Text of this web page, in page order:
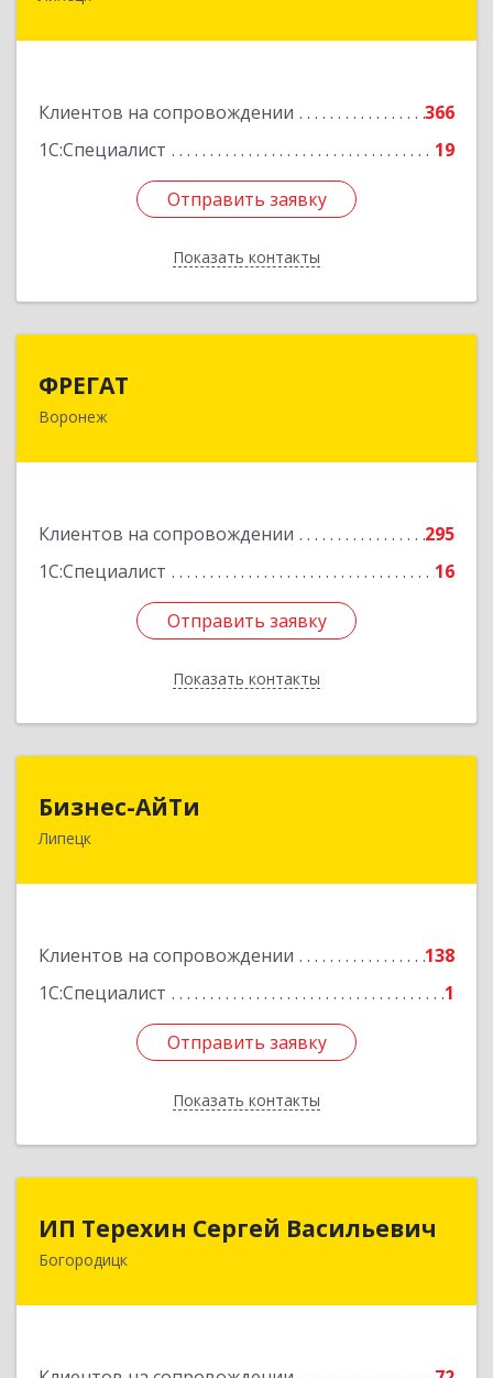
Клиентов на сопровождении
366
1С:Специалист
19
Отправить заявку
Показать контакты
Отправить заявку
Назад
ФРЕГАТ
Воронеж
Клиентов на сопровождении
295
1С:Специалист
16
Отправить заявку
Показать контакты
Отправить заявку
Назад
Бизнес-АйТи
Липецк
Клиентов на сопровождении
138
1С:Специалист
1
Отправить заявку
Показать контакты
398008, Липецкая обл, Липецк г, 50 лет НЛМК
Отправить заявку
Назад
ИП Терехин Сергей Васильевич
Богородицк
ИП Терехин Сергей Васильевич
301831, Тульская обл, Богородицкий р-н,